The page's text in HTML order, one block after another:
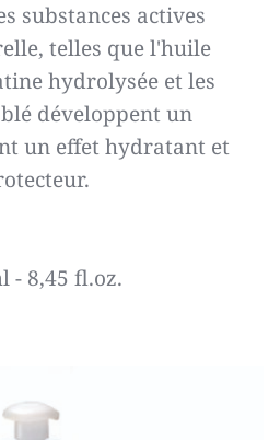
substances actives
telles que l'huile
hydrolysée et les
développent un
un effet hydratant et
- 8,45 fl.oz.